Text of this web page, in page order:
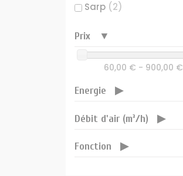
Sarp (2)
Prix
60,00 € - 900,00 €
Energie
Débit d'air (m³/h)
Fonction